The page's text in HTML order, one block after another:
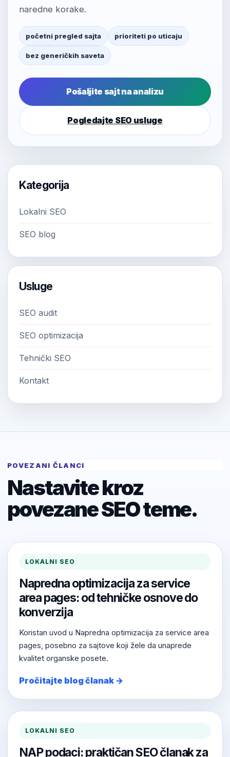
naredne korake.
početni pregled sajta prioriteti po uticaju
bez generičkih saveta
Pošaljite sajt na analizu
Pogledajte SEO usluge
Kategorija
Lokalni SEO
SEO blog
Usluge
SEO audit
SEO optimizacija
Tehnički SEO
Kontakt
POVEZANI ČLANCI
Nastavite kroz
povezane SEO teme.
LOKALNI SEO
Napredna optimizacija za service
area pages: od tehničke osnove do
konverzija
Koristan uvod u Napredna optimizacija za service area
pages, posebno za sajtove koji žele da unaprede
kvalitet organske posete.
Pročitajte blog članak →
LOKALNI SEO
NAP podaci: praktičan SEO članak za